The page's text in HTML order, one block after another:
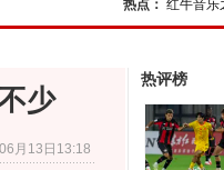
热点： 红牛音乐
少
月13日13:18
热评榜